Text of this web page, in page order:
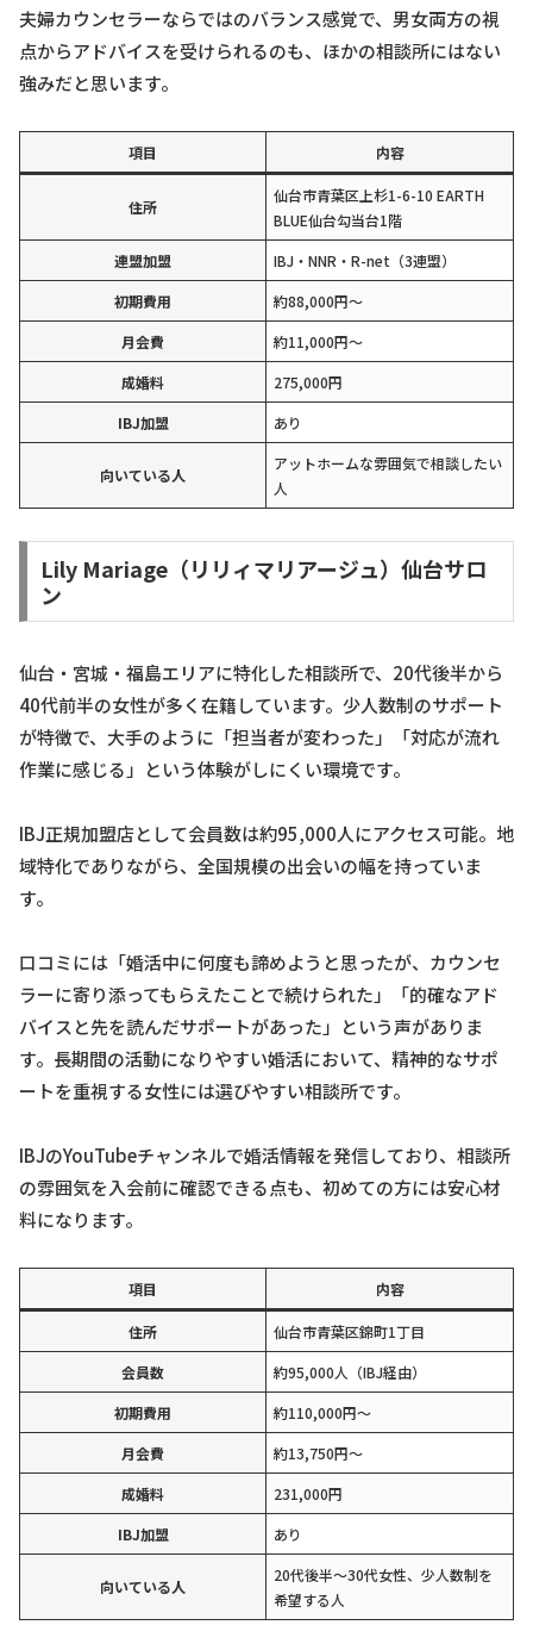
夫婦カウンセラーならではのバランス感覚で、男女両方の視
点からアドバイスを受けられるのも、ほかの相談所にはない
強みだと思います。
項目 内容
住所
仙台市青葉区上杉1-6-10 EARTH
BLUE仙台勾当台1階
連盟加盟
IBJ・NNR・R-net（3連盟）
初期費用
約88,000円〜
月会費
約11,000円〜
成婚料
275,000円
IBJ加盟
あり
向いている人
アットホームな雰囲気で相談したい
人
Lily Mariage（リリィマリアージュ）仙台サロ
ン
仙台・宮城・福島エリアに特化した相談所で、20代後半から
40代前半の女性が多く在籍しています。少人数制のサポート
が特徴で、大手のように「担当者が変わった」「対応が流れ
作業に感じる」という体験がしにくい環境です。
IBJ正規加盟店として会員数は約95,000人にアクセス可能。地
域特化でありながら、全国規模の出会いの幅を持っていま
す。
口コミには「婚活中に何度も諦めようと思ったが、カウンセ
ラーに寄り添ってもらえたことで続けられた」「的確なアド
バイスと先を読んだサポートがあった」という声がありま
す。長期間の活動になりやすい婚活において、精神的なサポ
ートを重視する女性には選びやすい相談所です。
IBJのYouTubeチャンネルで婚活情報を発信しており、相談所
の雰囲気を入会前に確認できる点も、初めての方には安心材
料になります。
項目 内容
住所
仙台市青葉区錦町1丁目
会員数
約95,000人（IBJ経由）
初期費用
約110,000円〜
月会費
約13,750円〜
成婚料
231,000円
IBJ加盟
あり
向いている人
20代後半〜30代女性、少人数制を
希望する人